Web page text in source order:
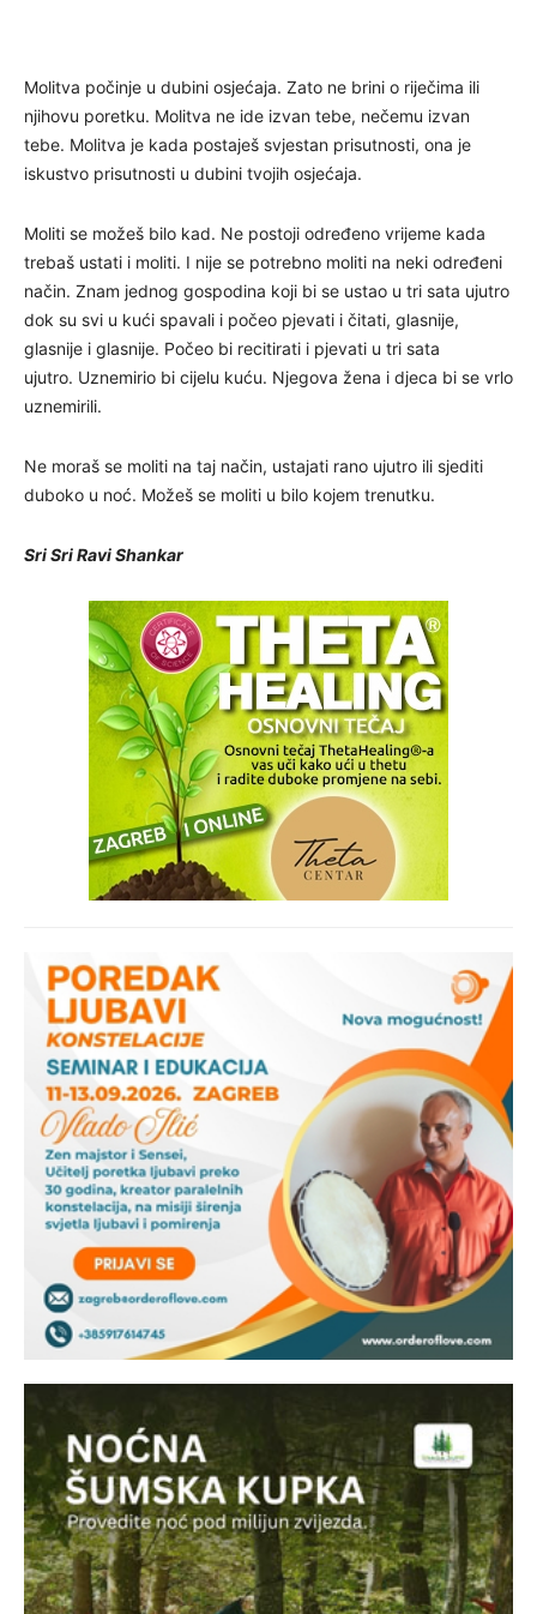
Molitva počinje u dubini osjećaja. Zato ne brini o riječima ili
njihovu poretku. Molitva ne ide izvan tebe, nečemu izvan
tebe. Molitva je kada postaješ svjestan prisutnosti, ona je
iskustvo prisutnosti u dubini tvojih osjećaja.
Moliti se možeš bilo kad. Ne postoji određeno vrijeme kada
trebaš ustati i moliti. I nije se potrebno moliti na neki određeni
način. Znam jednog gospodina koji bi se ustao u tri sata ujutro
dok su svi u kući spavali i počeo pjevati i čitati, glasnije,
glasnije i glasnije. Počeo bi recitirati i pjevati u tri sata
ujutro. Uznemirio bi cijelu kuću. Njegova žena i djeca bi se vrlo
uznemirili.
Ne moraš se moliti na taj način, ustajati rano ujutro ili sjediti
duboko u noć. Možeš se moliti u bilo kojem trenutku.
Sri Sri Ravi Shankar